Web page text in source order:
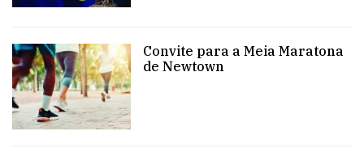
Convite para a Meia Maratona
de Newtown